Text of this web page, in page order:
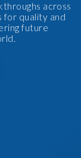
across
for quality and
future